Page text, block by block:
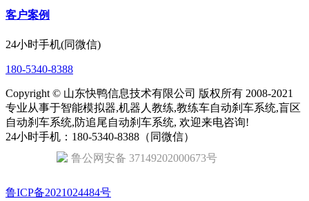
客户案例
24小时手机(同微信)
180-5340-8388
Copyright © 山东快鸭信息技术有限公司 版权所有 2008-2021
专业从事于智能模拟器,机器人教练,教练车自动刹车系统,盲区
自动刹车系统,防追尾自动刹车系统, 欢迎来电咨询!
24小时手机：180-5340-8388（同微信）
鲁公网安备 37149202000673号
鲁ICP备2021024484号